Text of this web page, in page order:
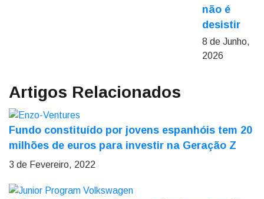
não é
desistir
8 de Junho,
2026
Artigos Relacionados
Fundo constituído por jovens espanhóis tem 20
milhões de euros para investir na Geração Z
3 de Fevereiro, 2022